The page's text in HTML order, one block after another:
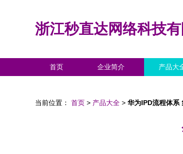
浙江秒直达网络科技有
首页 企业简介 产品大
当前位置： 首页 > 产品大全 > 华为IPD流程体系